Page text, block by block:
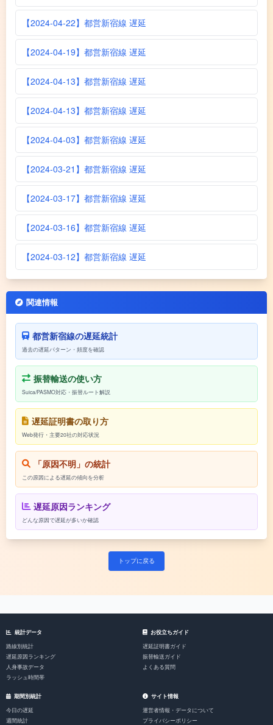
【2024-04-22】都営新宿線 遅延
【2024-04-19】都営新宿線 遅延
【2024-04-13】都営新宿線 遅延
【2024-04-13】都営新宿線 遅延
【2024-04-03】都営新宿線 遅延
【2024-03-21】都営新宿線 遅延
【2024-03-17】都営新宿線 遅延
【2024-03-16】都営新宿線 遅延
【2024-03-12】都営新宿線 遅延
関連情報
都営新宿線の遅延統計
過去の遅延パターン・頻度を確認
振替輸送の使い方
Suica/PASMO対応・振替ルート解説
遅延証明書の取り方
Web発行・主要20社の対応状況
「原因不明」の統計
この原因による遅延の傾向を分析
遅延原因ランキング
どんな原因で遅延が多いか確認
トップに戻る
統計データ
路線別統計
遅延原因ランキング
人身事故データ
ラッシュ時間帯
お役立ちガイド
遅延証明書ガイド
振替輸送ガイド
よくある質問
期間別統計
今日の遅延
週間統計
サイト情報
運営者情報・データについて
プライバシーポリシー